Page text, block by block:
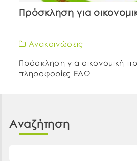
Πρόσκληση για
Ανακοινώσεις
Πρόσκληση για οικονομική
πληροφορίες ΕΔΩ
Αναζήτηση